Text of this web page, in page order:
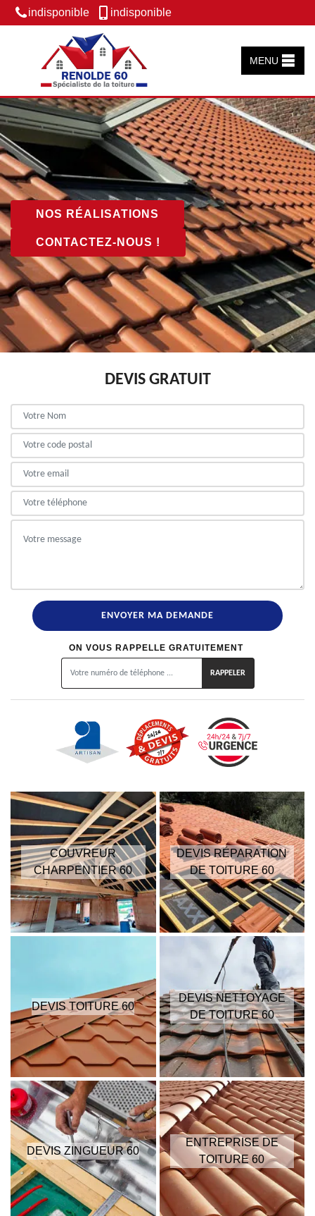
indisponible indisponible
MENU
NOS RÉALISATIONS
CONTACTEZ-NOUS !
DEVIS GRATUIT
ON VOUS RAPPELLE GRATUITEMENT
COUVREUR
CHARPENTIER 60
DEVIS RÉPARATION
DE TOITURE 60
DEVIS TOITURE 60
DEVIS NETTOYAGE
DE TOITURE 60
DEVIS ZINGUEUR 60
ENTREPRISE DE
TOITURE 60